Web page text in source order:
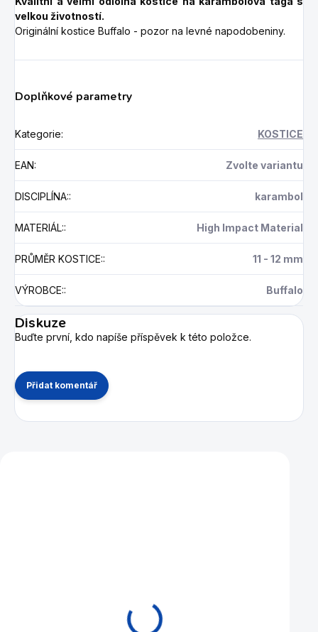
velkou životností.
Originální kostice Buffalo - pozor na levné napodobeniny.
Doplňkové parametry
Kategorie: KOSTICE
EAN: Zvolte variantu
DISCIPLÍNA:: karambol
MATERIÁL:: High Impact Material
PRŮMĚR KOSTICE:: 11 - 12 mm
VÝROBCE:: Buffalo
Diskuze
Buďte první, kdo napíše příspěvek k této položce.
Přidat komentář